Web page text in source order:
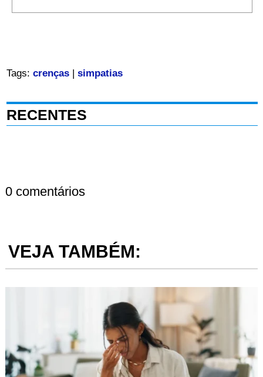
Tags: crenças| simpatias
RECENTES
0 comentários
VEJA TAMBÉM: